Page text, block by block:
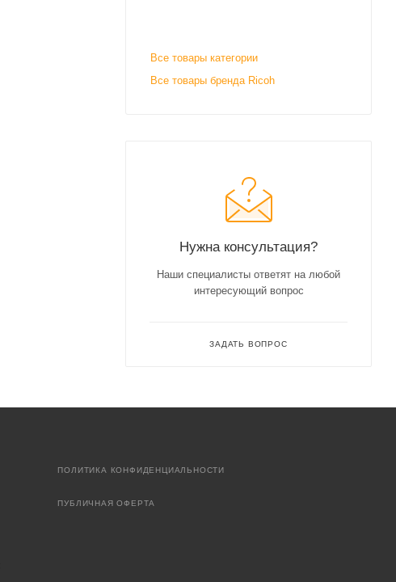
Все товары категории
Все товары бренда Ricoh
Нужна консультация?
Наши специалисты ответят на любой
интересующий вопрос
ЗАДАТЬ ВОПРОС
ПОЛИТИКА КОНФИДЕНЦИАЛЬНОСТИ
ПУБЛИЧНАЯ ОФЕРТА